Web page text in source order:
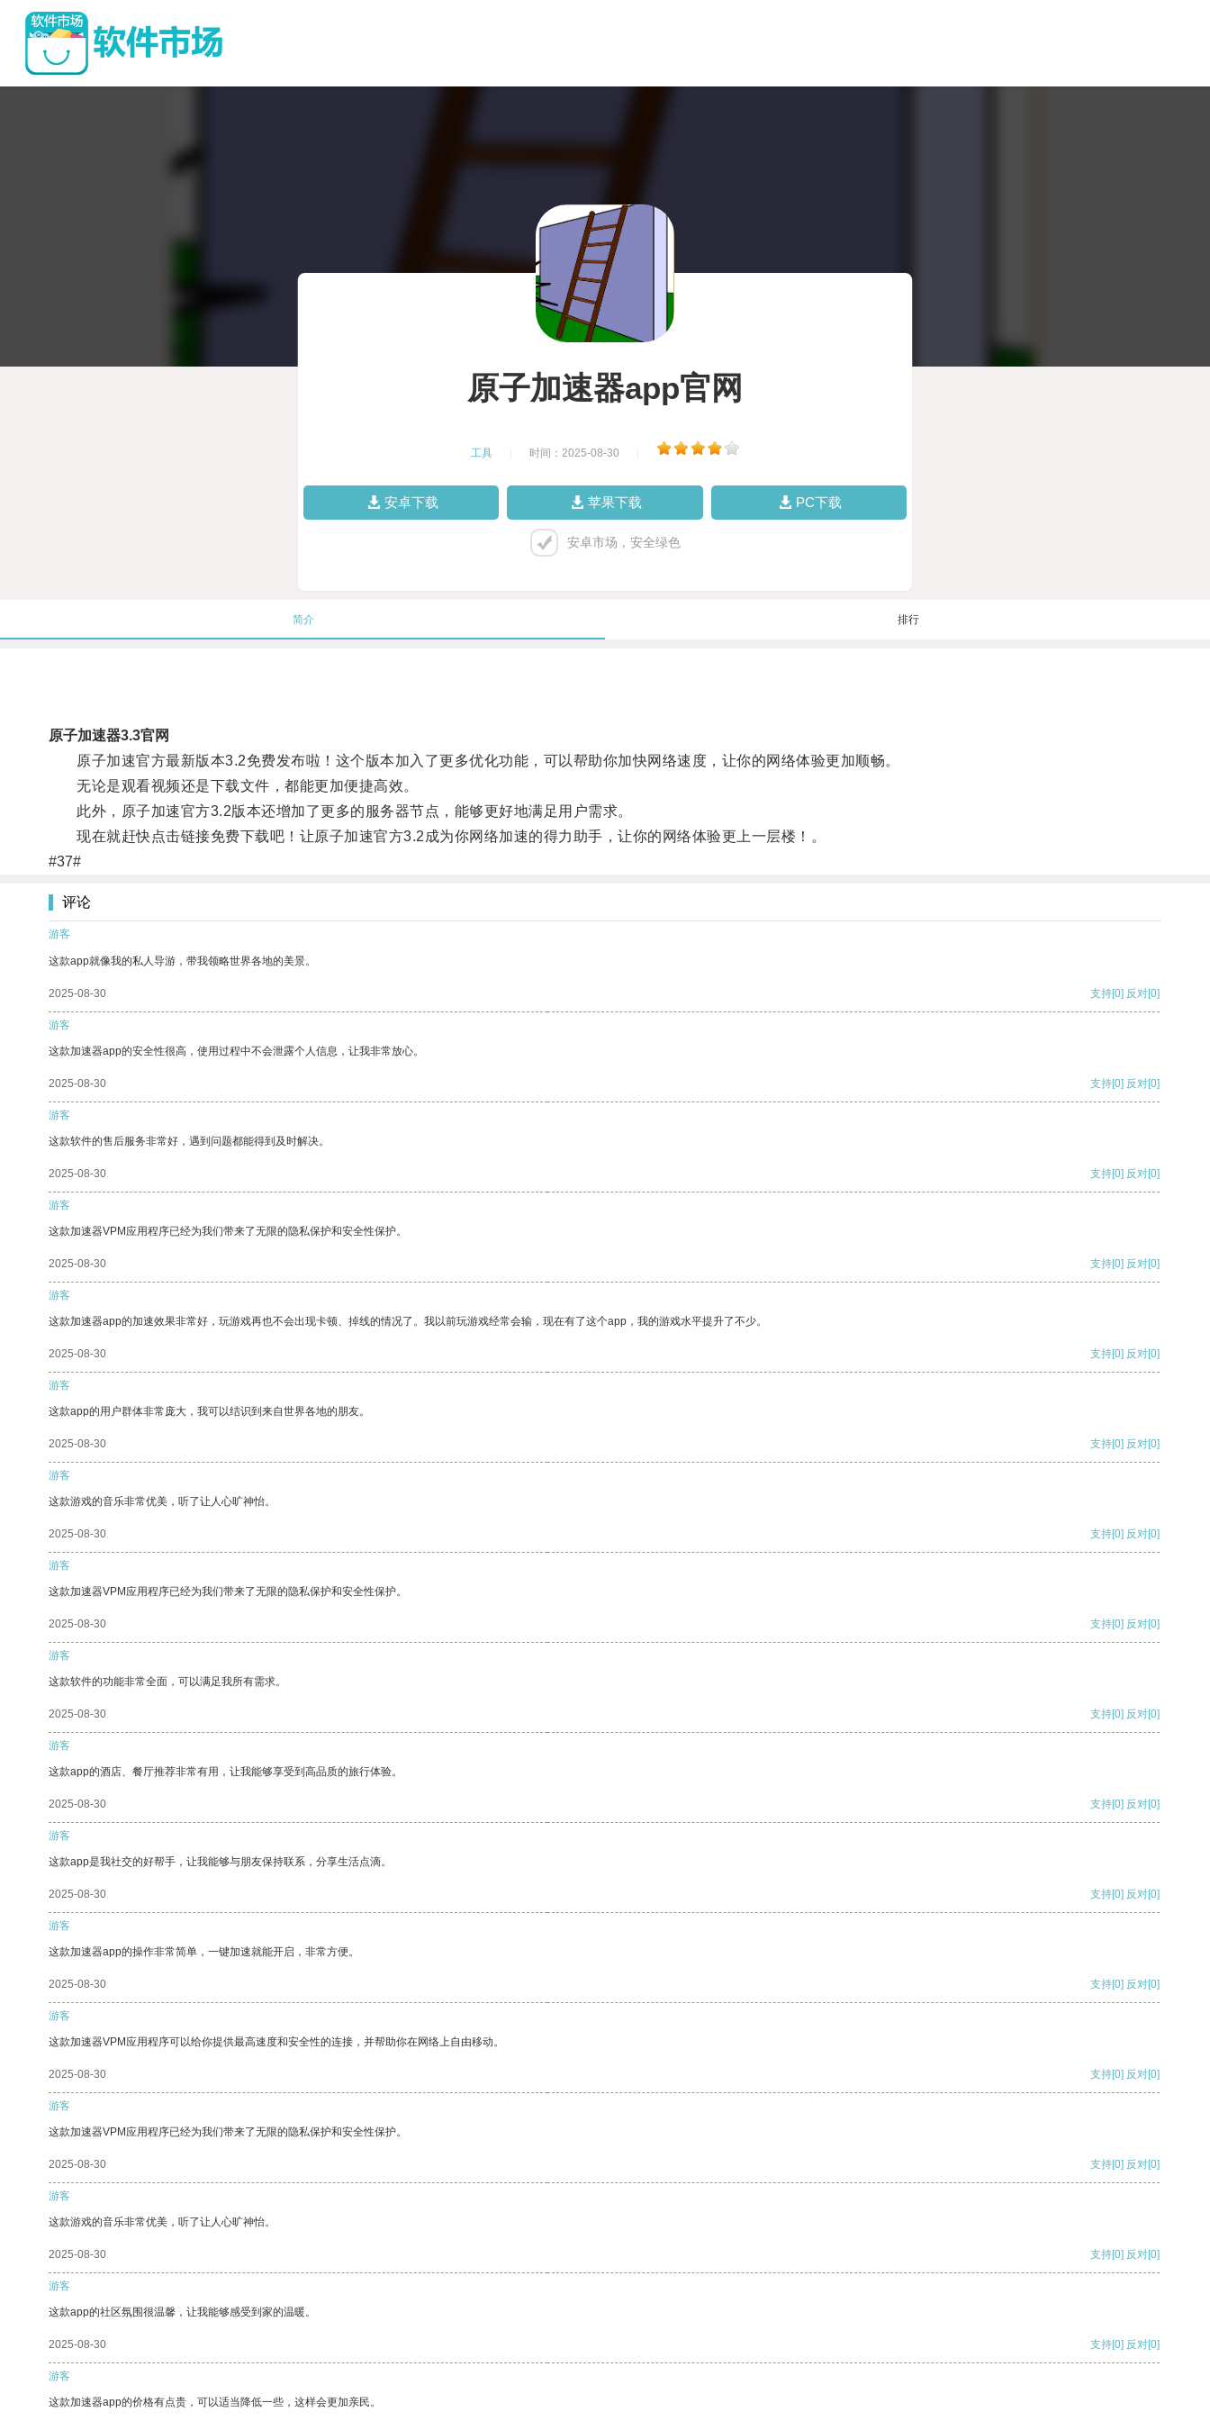
原子加速器app官网
工具 时间：2025-08-30
安卓下载 苹果下载 PC下载
安卓市场，安全绿色
简介 排行
原子加速器3.3官网
原子加速官方最新版本3.2免费发布啦！这个版本加入了更多优化功能，可以帮助你加快网络速度，让你的网络体验更加顺畅。
无论是观看视频还是下载文件，都能更加便捷高效。
此外，原子加速官方3.2版本还增加了更多的服务器节点，能够更好地满足用户需求。
现在就赶快点击链接免费下载吧！让原子加速官方3.2成为你网络加速的得力助手，让你的网络体验更上一层楼！。
#37#
评论
游客
这款app就像我的私人导游，带我领略世界各地的美景。
2025-08-30 支持[0] 反对[0]
游客
这款加速器app的安全性很高，使用过程中不会泄露个人信息，让我非常放心。
2025-08-30 支持[0] 反对[0]
游客
这款软件的售后服务非常好，遇到问题都能得到及时解决。
2025-08-30 支持[0] 反对[0]
游客
这款加速器VPM应用程序已经为我们带来了无限的隐私保护和安全性保护。
2025-08-30 支持[0] 反对[0]
游客
这款加速器app的加速效果非常好，玩游戏再也不会出现卡顿、掉线的情况了。我以前玩游戏经常会输，现在有了这个app，我的游戏水平提升了不少。
2025-08-30 支持[0] 反对[0]
游客
这款app的用户群体非常庞大，我可以结识到来自世界各地的朋友。
2025-08-30 支持[0] 反对[0]
游客
这款游戏的音乐非常优美，听了让人心旷神怡。
2025-08-30 支持[0] 反对[0]
游客
这款加速器VPM应用程序已经为我们带来了无限的隐私保护和安全性保护。
2025-08-30 支持[0] 反对[0]
游客
这款软件的功能非常全面，可以满足我所有需求。
2025-08-30 支持[0] 反对[0]
游客
这款app的酒店、餐厅推荐非常有用，让我能够享受到高品质的旅行体验。
2025-08-30 支持[0] 反对[0]
游客
这款app是我社交的好帮手，让我能够与朋友保持联系，分享生活点滴。
2025-08-30 支持[0] 反对[0]
游客
这款加速器app的操作非常简单，一键加速就能开启，非常方便。
2025-08-30 支持[0] 反对[0]
游客
这款加速器VPM应用程序可以给你提供最高速度和安全性的连接，并帮助你在网络上自由移动。
2025-08-30 支持[0] 反对[0]
游客
这款加速器VPM应用程序已经为我们带来了无限的隐私保护和安全性保护。
2025-08-30 支持[0] 反对[0]
游客
这款游戏的音乐非常优美，听了让人心旷神怡。
2025-08-30 支持[0] 反对[0]
游客
这款app的社区氛围很温馨，让我能够感受到家的温暖。
2025-08-30 支持[0] 反对[0]
游客
这款加速器app的价格有点贵，可以适当降低一些，这样会更加亲民。